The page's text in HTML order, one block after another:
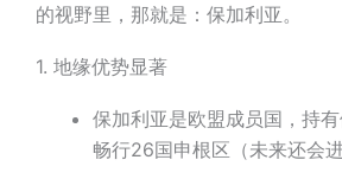
的视野里，那就是：保加利亚。
1. 地缘优势显著
保加利亚是欧盟成员国，持
畅行26国申根区（未来还会